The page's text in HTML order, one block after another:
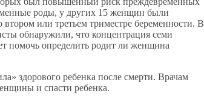
роды, у других 15 женщин были
или третьем триместре беременности. В
обнаружили, что концентрация семи
помочь определить родит ли женщина
здорового ребенка после смерти. Врачам
и спасти ребенка.